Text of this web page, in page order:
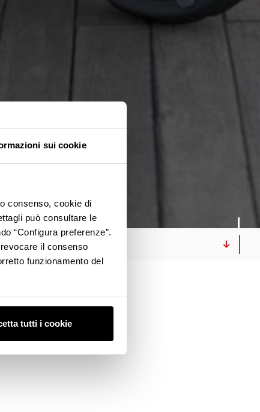
sui cookie
consenso, cookie di
può consultare le
“Configura preferenze”.
il consenso
funzionamento del
tutti i cookie
VIDEO